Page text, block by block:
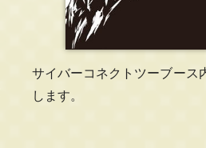
サイバーコネクトツーブース
します。